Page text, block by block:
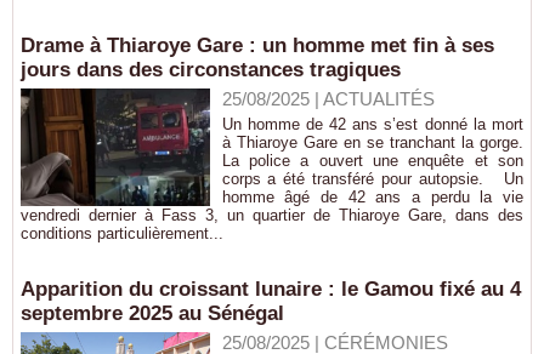
Drame à Thiaroye Gare : un homme met fin à ses
jours dans des circonstances tragiques
25/08/2025| ACTUALITÉS
Un homme de 42 ans s’est donné la mort
à Thiaroye Gare en se tranchant la gorge.
La police a ouvert une enquête et son
corps a été transféré pour autopsie. Un
homme âgé de 42 ans a perdu la vie
vendredi dernier à Fass 3, un quartier de Thiaroye Gare, dans des
conditions particulièrement...
Apparition du croissant lunaire : le Gamou fixé au 4
septembre 2025 au Sénégal
25/08/2025| CÉRÉMONIES